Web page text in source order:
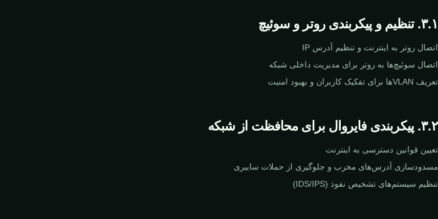
۳.۱. تنظیم و پیکربندی روتر و سوئیچ
اتصال روتر به اینترنت و تنظیم آدرس IP
اتصال سوئیچ‌ها به روتر برای مدیریت داخلی شبکه
تعریف VLANها برای تفکیک کاربران و بهبود امنیت
۳.۲. پیکربندی فایروال برای محافظت از شبکه
تعیین قوانین دسترسی به اینترنت
مسدودسازی آدرس‌های مخرب و جلوگیری از حملات سایبری
تنظیم سیستم‌های تشخیص نفوذ (IDS/IPS)